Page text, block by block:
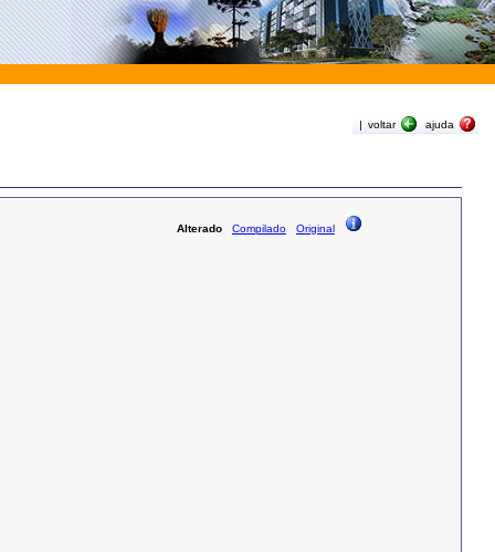
| voltar ajuda
Alterado Compilado Original